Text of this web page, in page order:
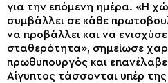
για την επόμενη ημέρα. «Η
συμβάλλει σε κάθε
να προβάλλει και να
σταθερότητα», σημείωσε
πρωθυπουργός και
Αίγυπτος τάσσονται υπέρ